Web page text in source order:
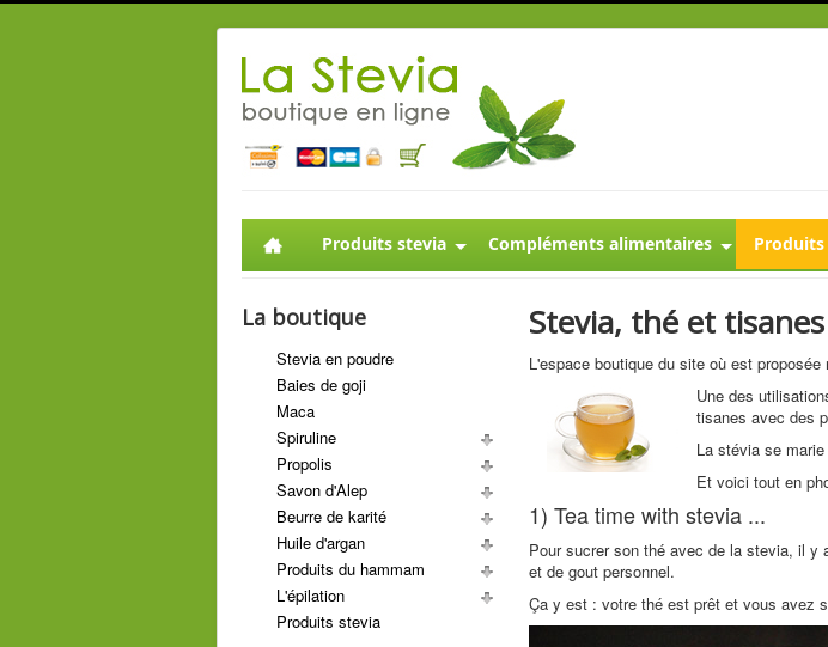
Produits stevia Compléments alimentaires
La boutique
Stevia en poudre
Baies de goji
Maca
Spiruline
Propolis
Savon d'Alep
Beurre de karité
Huile d'argan
Produits du hammam
L'épilation
Produits stevia
Stevia, thé et
L'espace boutique du site où est
Une des
tisanes avec des
La stévia se
Et voici tout en
1) Tea time with stevia ...
Pour sucrer son thé avec de la stevia, il
et de gout personnel.
Ça y est : votre thé est prêt et vous avez